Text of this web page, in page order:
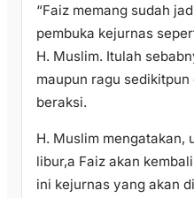
“Faiz memang sudah
pembuka kejurnas
H. Muslim. Itulah
maupun ragu
beraksi.
H. Muslim mengatakan,
libur,a Faiz akan
ini kejurnas yang akan